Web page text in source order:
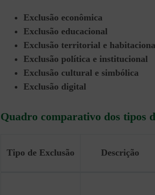
Exclusão econômica
Exclusão educacional
Exclusão territorial e
Exclusão política e institucional
Exclusão cultural e simbólica
Exclusão digital
Quadro comparativo dos tipos
Tipo de Exclusão Descrição